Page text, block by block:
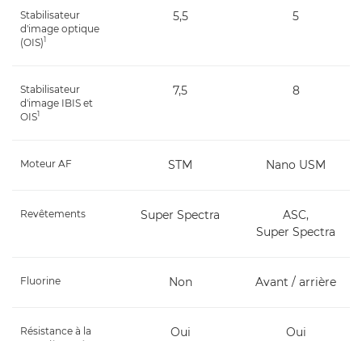
Stabilisateur
d'image optique
(OIS)1
5,5 5
Stabilisateur
d'image IBIS et
OIS1
7,5 8
Moteur AF STM Nano USM
Revêtements Super Spectra
ASC,
Super Spectra
Fluorine Non Avant / arrière
Résistance à la
Oui Oui